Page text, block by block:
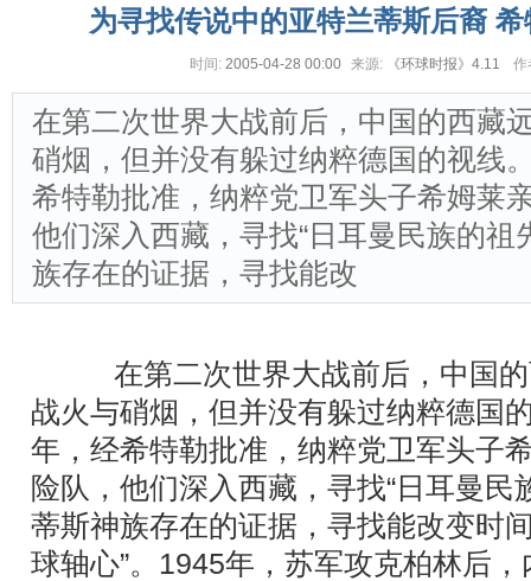
为寻找传说中的亚特兰蒂斯后裔
时间: 2005-04-28 00:00 来源: 《环球时报》4.11 作
在第二次世界大战前后，中国的西藏
硝烟，但并没有躲过纳粹德国的视线
希特勒批准，纳粹党卫军头子希姆莱
他们深入西藏，寻找“日耳曼民族的
族存在的证据，寻找能改
在第二次世界大战前后，中国的
战火与硝烟，但并没有躲过纳粹德国
年，经希特勒批准，纳粹党卫军头子
险队，他们深入西藏，寻找“日耳曼
蒂斯神族存在的证据，寻找能改变时
球轴心”。1945年，苏军攻克柏林后